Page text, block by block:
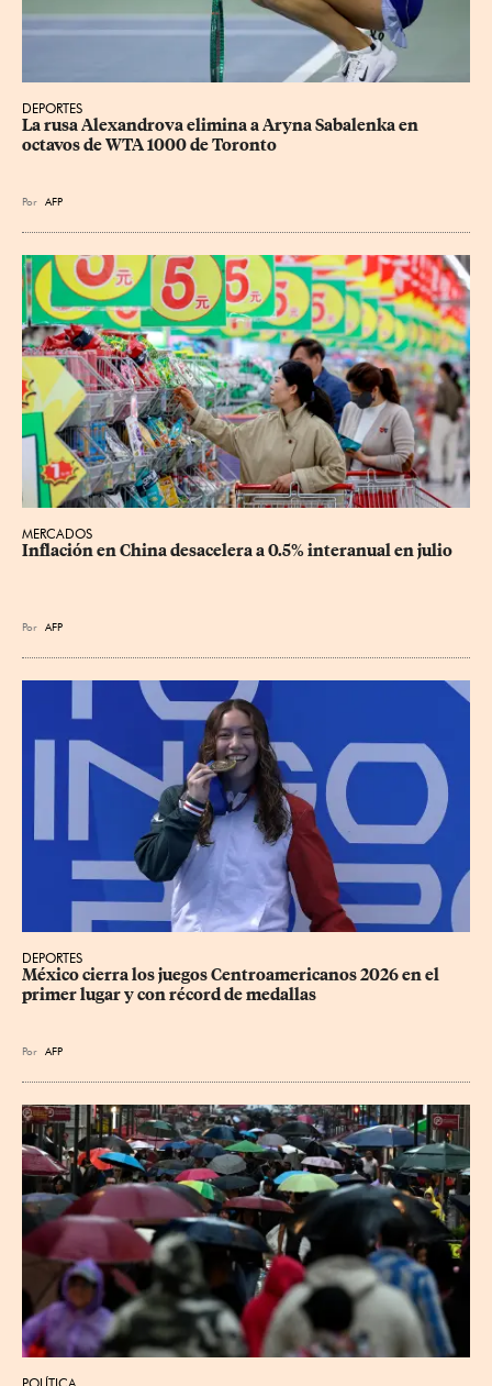
DEPORTES
La rusa Alexandrova elimina a Aryna Sabalenka en
octavos de WTA 1000 de Toronto
Por AFP
MERCADOS
Inflación en China desacelera a 0.5% interanual en julio
Por AFP
DEPORTES
México cierra los juegos Centroamericanos 2026 en el
primer lugar y con récord de medallas
Por AFP